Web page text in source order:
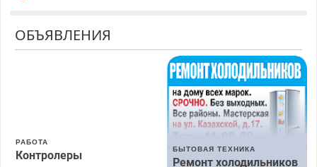
ОБЪЯВЛЕНИЯ
РАБОТА
Контролеры
БЫТОВАЯ ТЕХНИКА
Ремонт холодильников